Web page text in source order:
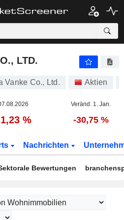
LTD.
Vanke Co., Ltd. Aktien
Veränd. 1. Jan.
% -30,75 %
Nachrichten
Bewertungen